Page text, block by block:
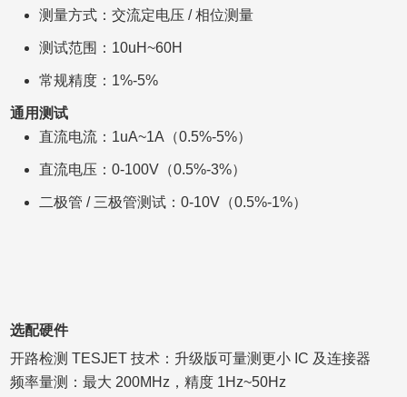
测量方式：交流定电压 / 相位测量
测试范围：10uH~60H
常规精度：1%-5%
通用测试
直流电流：1uA~1A（0.5%-5%）
直流电压：0-100V（0.5%-3%）
二极管 / 三极管测试：0-10V（0.5%-1%）
选配硬件
开路检测 TESJET 技术：升级版可量测更小 IC 及连接器
频率量测：最大 200MHz，精度 1Hz~50Hz